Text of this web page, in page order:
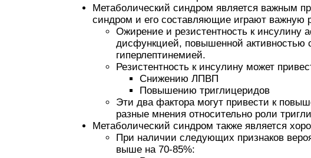
Метаболический синдром является важным
синдром и его составляющие играют важную
Ожирение и резистентность к инсулину
дисфункцией, повышенной активностью
гиперлептинемией.
Резистентность к инсулину может
Снижению ЛПВП
Повышению триглицеридов
Эти два фактора могут привести к
разные мнения относительно роли
Метаболический синдром также является
При наличии следующих признаков
выше на 70-85%: